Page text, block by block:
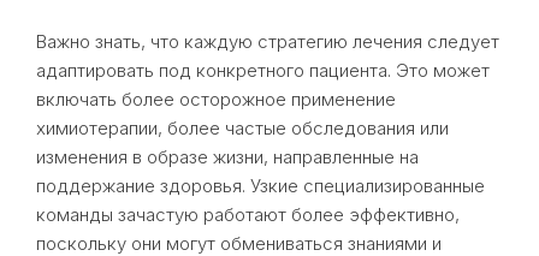
Важно знать, что каждую стратегию лечения следует
адаптировать под конкретного пациента. Это может
включать более осторожное применение
химиотерапии, более частые обследования или
изменения в образе жизни, направленные на
поддержание здоровья. Узкие специализированные
команды зачастую работают более эффективно,
поскольку они могут обмениваться знаниями и